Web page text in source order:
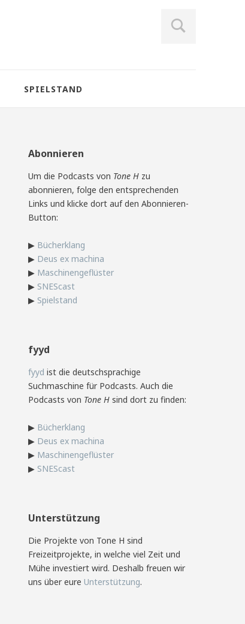
SPIELSTAND
Abonnieren
Um die Podcasts von Tone H zu
abonnieren, folge den entsprechenden
Links und klicke dort auf den Abonnieren-
Button:
▶ Bücherklang
▶ Deus ex machina
▶ Maschinengeflüster
▶ SNEScast
▶ Spielstand
fyyd
fyyd ist die deutschsprachige
Suchmaschine für Podcasts. Auch die
Podcasts von Tone H sind dort zu finden:
▶ Bücherklang
▶ Deus ex machina
▶ Maschinengeflüster
▶ SNEScast
Unterstützung
Die Projekte von Tone H sind
Freizeitprojekte, in welche viel Zeit und
Mühe investiert wird. Deshalb freuen wir
uns über eure Unterstützung.